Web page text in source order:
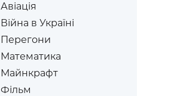
Авіація
Війна в Україні
Перегони
Математика
Майнкрафт
Фільм